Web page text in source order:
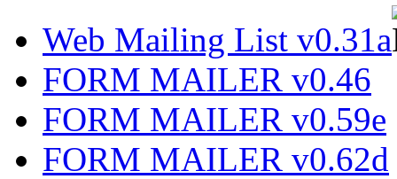
Web Mailing List v0.31a
FORM MAILER v0.46
FORM MAILER v0.59e
FORM MAILER v0.62d